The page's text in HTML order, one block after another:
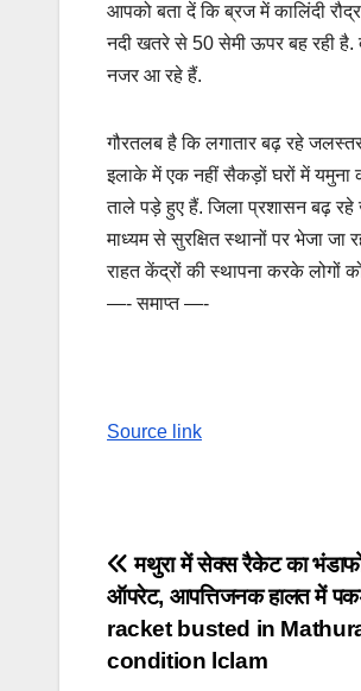
आपको बता दें कि ब्रज में कालिंदी
नदी खतरे से 50 सेमी ऊपर बह रही है.
नजर आ रहे हैं.
गौरतलब है कि लगातार बढ़ रहे
इलाके में एक नहीं सैकड़ों घरों में यमुना
ताले पड़े हुए हैं. जिला प्रशासन बढ़
माध्यम से सुरक्षित स्थानों पर भेजा
राहत केंद्रों की स्थापना करके लोगों
—- समाप्त —-
Source link
Post
navigation
मथुरा में सेक्स रैकेट का
ऑपरेट, आपत्तिजनक हालत में
racket busted in
condition lclam